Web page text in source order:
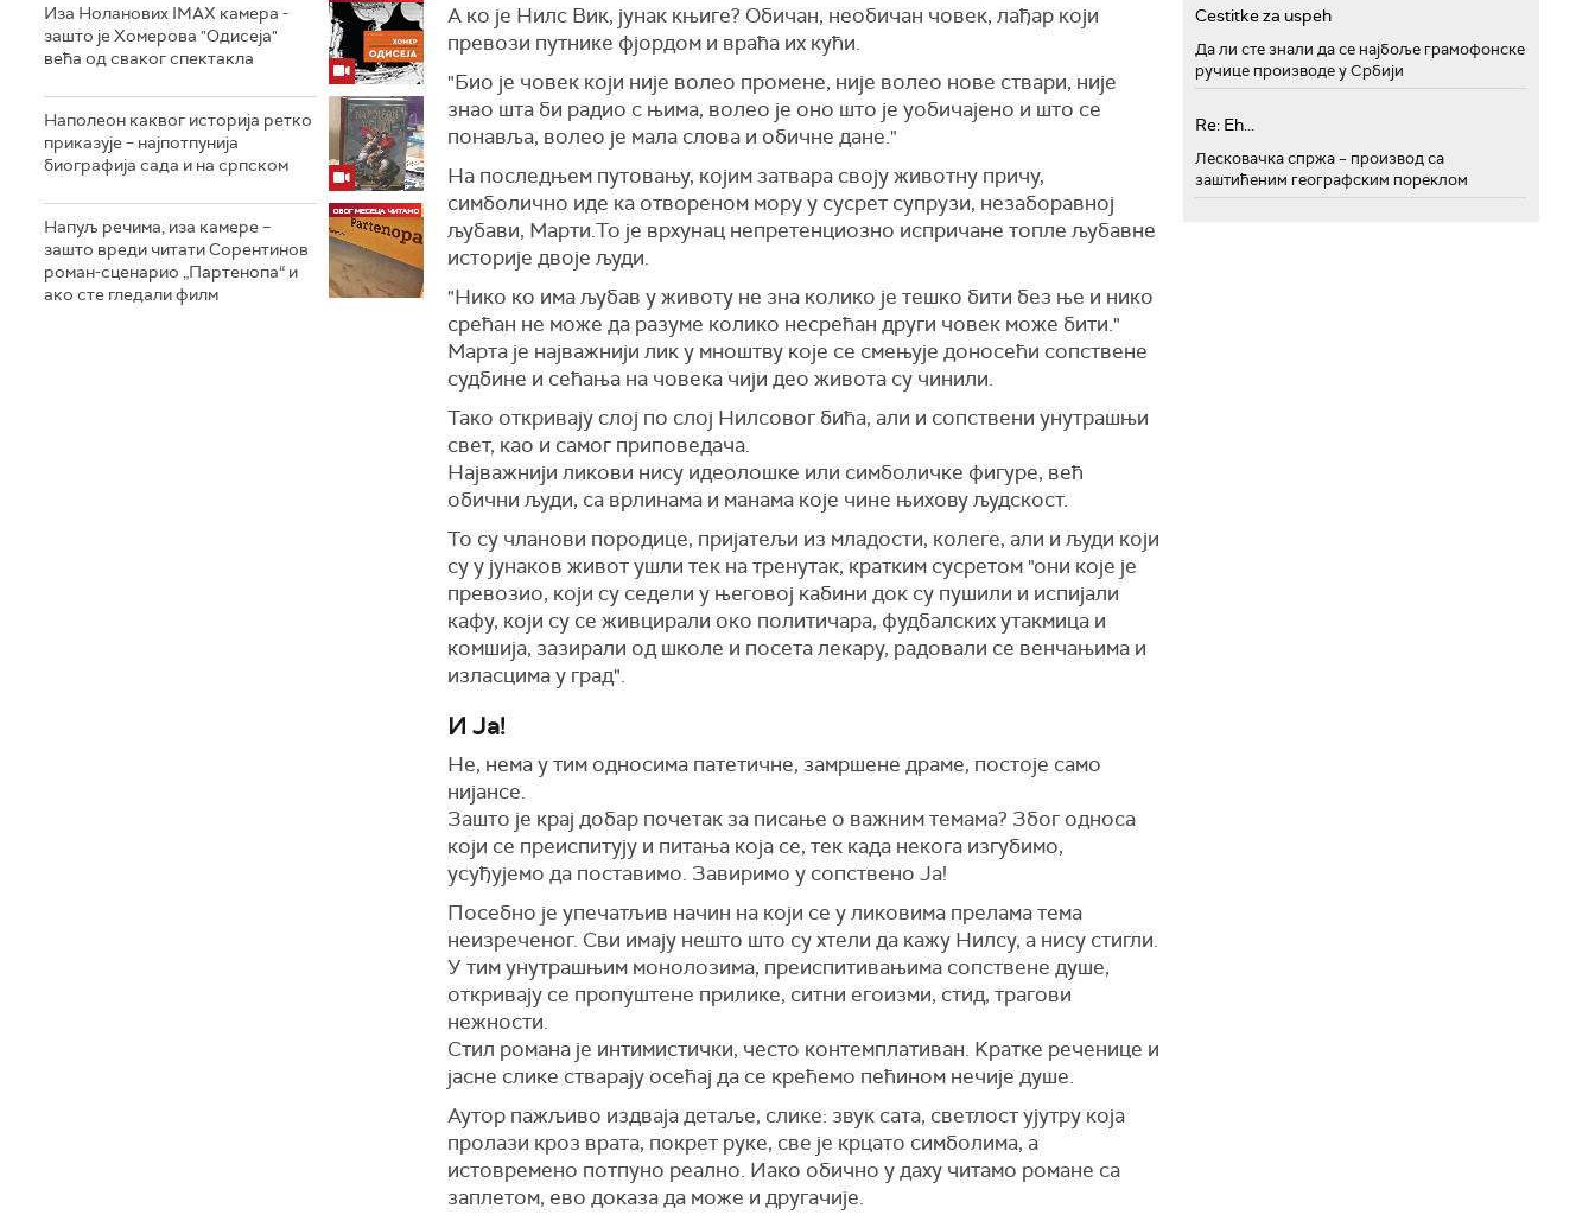
Иза Ноланових IMAX камера -
зашто је Хомерова "Одисеја"
већа од сваког спектакла
Наполеон каквог историја ретко
приказује – најпотпунија
биографија сада и на српском
Напуљ речима, иза камере –
зашто вреди читати Сорентинов
роман-сценарио „Партенопа“ и
ако сте гледали филм
А ко је Нилс Вик, јунак књиге? Обичан, необичан човек, лађар који
превози путнике фјордом и враћа их кући.
"Био је човек који није волео промене, није волео нове ствари, није
знао шта би радио с њима, волео је оно што је уобичајено и што се
понавља, волео је мала слова и обичне дане."
На последњем путовању, којим затвара своју животну причу,
симболично иде ка отвореном мору у сусрет супрузи, незаборавној
љубави, Марти.То је врхунац непретенциозно испричане топле љубавне
историје двоје људи.
"Нико ко има љубав у животу не зна колико је тешко бити без ње и нико
срећан не може да разуме колико несрећан други човек може бити."
Марта је најважнији лик у мноштву које се смењује доносећи сопствене
судбине и сећања на човека чији део живота су чинили.
Тако откривају слој по слој Нилсовог бића, али и сопствени унутрашњи
свет, као и самог приповедача.
Најважнији ликови нису идеолошке или симболичке фигуре, већ
обични људи, са врлинама и манама које чине њихову људскост.
То су чланови породице, пријатељи из младости, колеге, али и људи који
су у јунаков живот ушли тек на тренутак, кратким сусретом "они које је
превозио, који су седели у његовој кабини док су пушили и испијали
кафу, који су се живцирали око политичара, фудбалских утакмица и
комшија, зазирали од школе и посета лекару, радовали се венчањима и
изласцима у град".
И Ја!
Не, нема у тим односима патетичне, замршене драме, постоје само
нијансе.
Зашто је крај добар почетак за писање о важним темама? Због односа
који се преиспитују и питања која се, тек када некога изгубимо,
усуђујемо да поставимо. Завиримо у сопствено Ја!
Посебно је упечатљив начин на који се у ликовима прелама тема
неизреченог. Сви имају нешто што су хтели да кажу Нилсу, а нису стигли.
У тим унутрашњим монолозима, преиспитивањима сопствене душе,
откривају се пропуштене прилике, ситни егоизми, стид, трагови
нежности.
Стил романа је интимистички, често контемплативан. Kратке реченице и
јасне слике стварају осећај да се крећемо пећином нечије душе.
Аутор пажљиво издваја детаље, слике: звук сата, светлост ујутру која
пролази кроз врата, покрет руке, све је крцато симболима, а
истовремено потпуно реално. Иако обично у даху читамо романе са
заплетом, ево доказа да може и другачије.
Cestitke za uspeh
Да ли сте знали да се најбоље грамофонске
ручице производе у Србији
Re: Eh...
Лесковачка спржа – производ са
заштићеним географским пореклом